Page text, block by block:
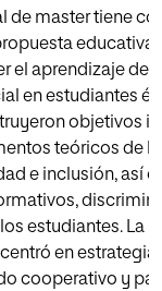
de master tiene
educativa
el aprendizaje de
en estudiantes
objetivos
teóricos de la
e inclusión, así
estudiantes. La
en
cooperativo y